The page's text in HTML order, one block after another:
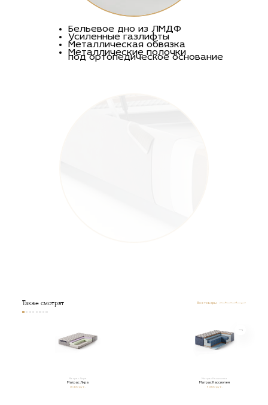
Бельевое дно из ЛМДФ
Усиленные газлифты
Металлическая обвязка
Металлические полочки
под ортопедическое основание
Также смотрят Все товары
Матрас Лира
Матрас Лира
38 400 руб.
Матрас Кассиопея
Матрас Кассиопея
94 100 руб.